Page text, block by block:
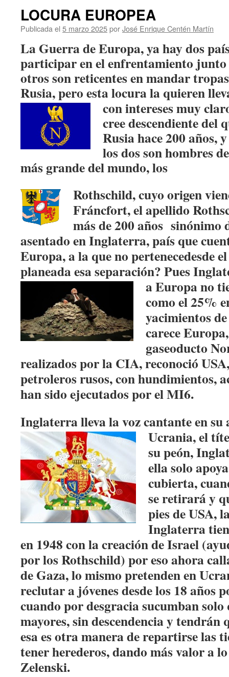
LOCURA EUROPEA
Publicada el 5 marzo 2025porJosé Enrique Centén Martín
La Guerra de Europa, ya hay dos
participar en el enfrentamiento junto
otros son reticentes en mandar
Rusia, pero esta locura la quieren
con intereses muy
cree descendiente del
Rusia hace 200 años,
los dos son hombres
más grande del mundo, los
Rothschild, cuyo origen
Fráncfort, el apellido
más de 200 años sinónimo
asentado en Inglaterra, país que
Europa, a la que no pertenecedesde
planeada esa separación? Pues
aEuropa no
como el 25%
yacimientos
carece
gaseoducto
realizados por la CIA, reconoció
petroleros rusos, con hundimientos,
han sido ejecutados por el MI6.
Inglaterra lleva la voz cantante en su
Ucrania, el
su peón,
ella solo
cubierta,
se retirará y
pies de USA,
Inglaterra
en 1948 con la creación de Israel
por los Rothschild) por eso ahora
de Gaza, lo mismo pretenden en
reclutar a jóvenes desde los 18 años
cuando por desgracia sucumban
mayores, sin descendencia y tendrán
esa es otra manera de repartirse las
tener herederos, dando más valor a
Zelenski.